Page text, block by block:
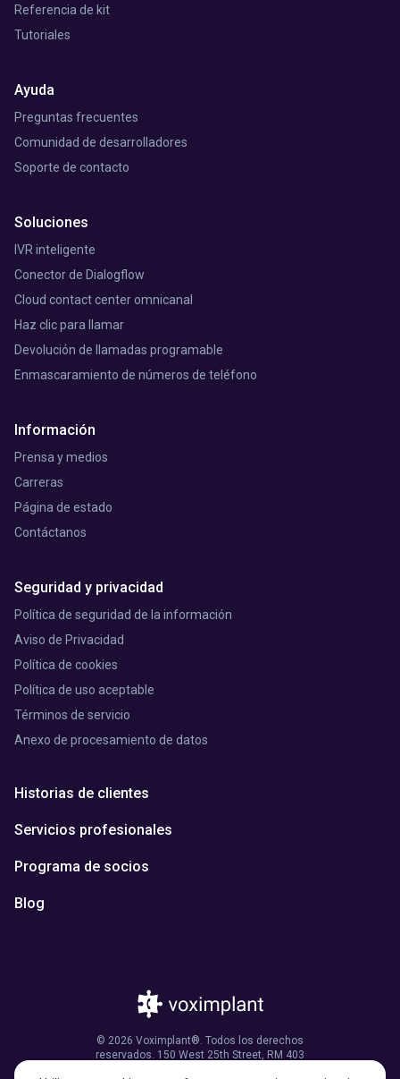
Soluciones
IVR inteligente
Conector de Dialogflow
Cloud contact center omnicanal
Haz clic para llamar
Devolución de llamadas programable
Enmascaramiento de números de teléfono
Referencia de kit
Tutoriales
Ayuda
Preguntas frecuentes
Comunidad de desarrolladores
Soporte de contacto
Información
Prensa y medios
Carreras
Página de estado
Contáctanos
Seguridad y privacidad
Política de seguridad de la información
Aviso de Privacidad
Política de cookies
Política de uso aceptable
Términos de servicio
Anexo de procesamiento de datos
Historias de clientes
Servicios profesionales
Programa de socios
Blog
© 2026 Voximplant®. Todos los derechos
reservados. 150 West 25th Street, RM 403